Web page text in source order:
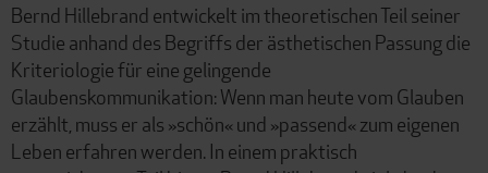
Bernd Hillebrand entwickelt im theoretischen Teil seiner
Studie anhand des Begriffs der ästhetischen Passung die
Kriteriologie für eine gelingende
Glaubenskommunikation: Wenn man heute vom Glauben
erzählt, muss er als »schön« und »passend« zum eigenen
Leben erfahren werden. In einem praktisch